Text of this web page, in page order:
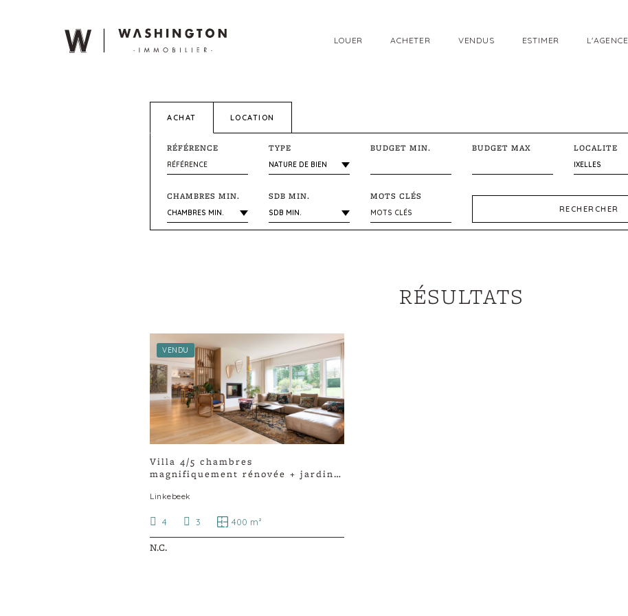
LOUER ACHETER VENDUS ESTIMER L'AGENCE
ACHAT LOCATION
RÉFÉRENCE TYPE BUDGET MIN. BUDGET MAX LOCALITE
CHAMBRES MIN. SDB MIN. MOTS CLÉS
RECHERCHER
RÉSULTATS
VENDU
Villa 4/5 chambres
magnifiquement rénovée + jardin
Linkebeek
4 3 400 m²
N.C.